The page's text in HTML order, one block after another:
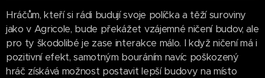
Hráčům, kteří si rádi budují svoje políčka a těží suroviny
jako v Agricole, bude překážet vzájemné ničení budov, ale
pro ty škodolibé je zase interakce málo. I když ničení má i
pozitivní efekt, samotným bouráním navíc poškozený
hráč získává možnost postavit lepší budovy na místo